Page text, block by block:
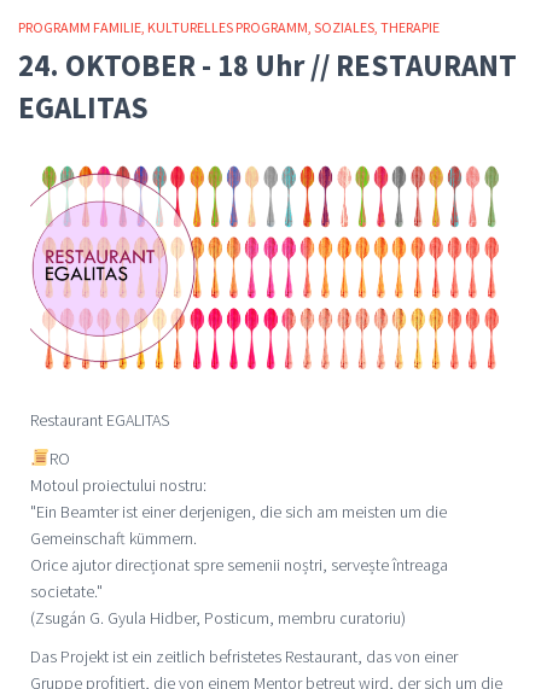
PROGRAMM FAMILIE KULTURELLES PROGRAMM SOZIALES THERAPIE
24. OKTOBER - 18 Uhr // RESTAURANT
EGALITAS
Restaurant EGALITAS
RO
Motoul proiectului nostru:
"Ein Beamter ist einer derjenigen, die sich am meisten um die
Gemeinschaft kümmern.
Orice ajutor direcționat spre semenii noștri, servește întreaga
societate."
(Zsugán G. Gyula Hidber, Posticum, membru curatoriu)
Das Projekt ist ein zeitlich befristetes Restaurant, das von einer
Gruppe profitiert, die von einem Mentor betreut wird, der sich um die